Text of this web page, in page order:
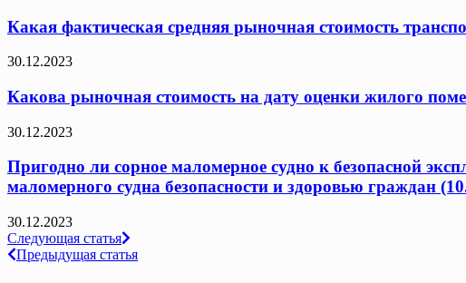
Какая фактическая средняя рыночная стоимость
30.12.2023
Какова рыночная стоимость на дату оценки жилого
30.12.2023
Пригодно ли сорное маломерное судно к безопасной
маломерного судна безопасности и здоровью граждан
30.12.2023
Навигация
по
Следующая статья
Предыдущая статья